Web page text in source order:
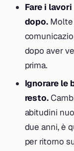
Fare i
dopo.
dopo aver
prima.
Ignorare le
resto.
abitudini
due anni, è
per ritorno